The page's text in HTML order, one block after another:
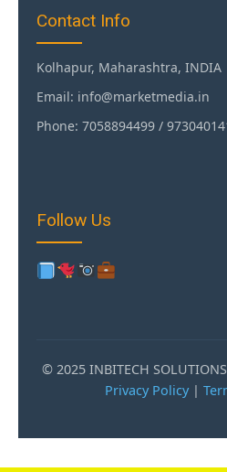
Contact Info
Kolhapur, Maharashtra, INDIA
Email: info@marketmedia.in
Phone: 7058894499 /
Follow Us
© 2025 INBITECH
Privacy Policy|